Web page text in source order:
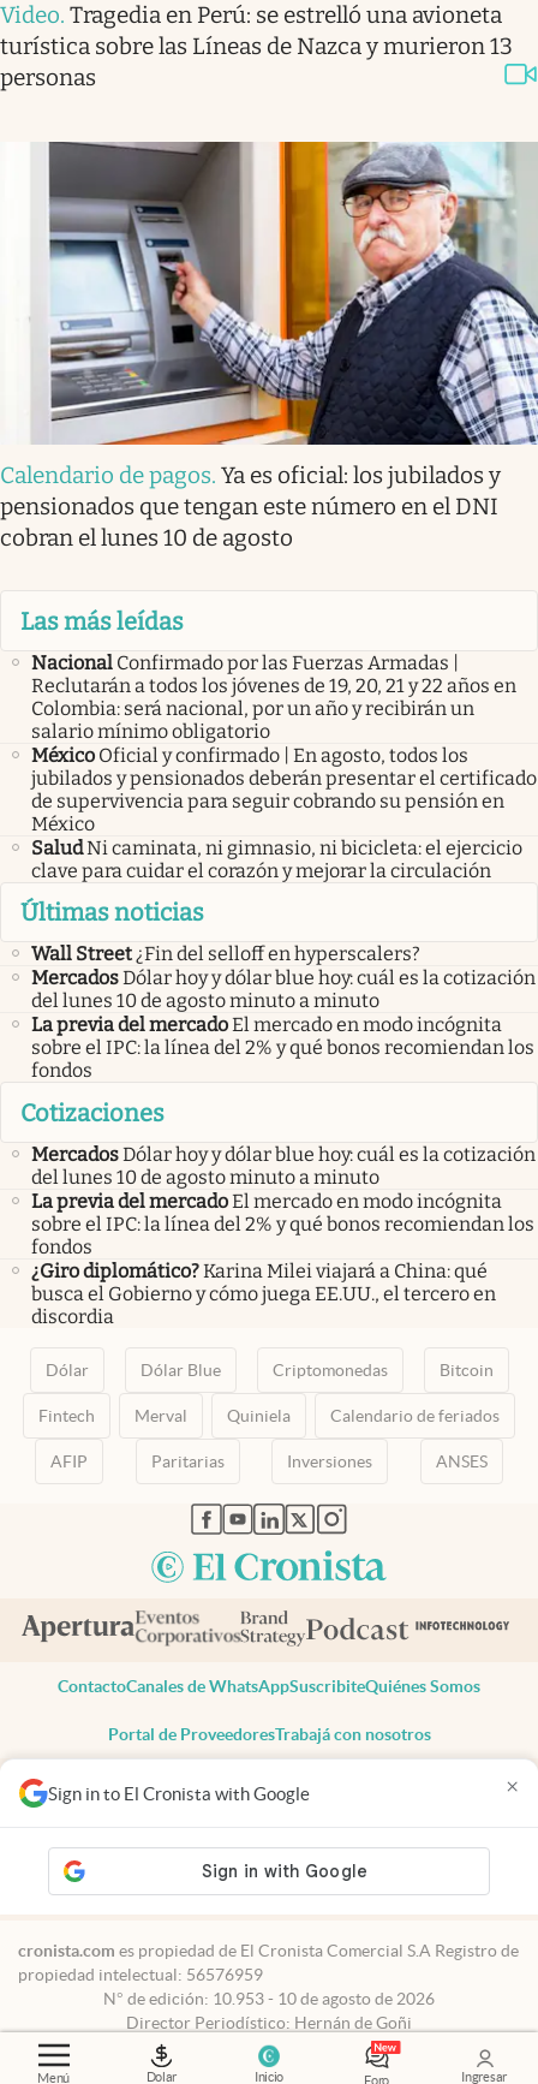
Menú Dolar Inicio Foro Ingresar
Sign in to El Cronista with Google ×
Video. Tragedia en Perú: se estrelló una avioneta
turística sobre las Líneas de Nazca y murieron 13
personas
Calendario de pagos. Ya es oficial: los jubilados y
pensionados que tengan este número en el DNI
cobran el lunes 10 de agosto
Las más leídas
Nacional Confirmado por las Fuerzas Armadas |
Reclutarán a todos los jóvenes de 19, 20, 21 y 22 años en
Colombia: será nacional, por un año y recibirán un
salario mínimo obligatorio
México Oficial y confirmado | En agosto, todos los
jubilados y pensionados deberán presentar el certificado
de supervivencia para seguir cobrando su pensión en
México
SaludNi caminata, ni gimnasio, ni bicicleta: el ejercicio
clave para cuidar el corazón y mejorar la circulación
Últimas noticias
Wall Street¿Fin del selloff en hyperscalers?
MercadosDólar hoy y dólar blue hoy: cuál es la cotización
del lunes 10 de agosto minuto a minuto
La previa del mercadoEl mercado en modo incógnita
sobre el IPC: la línea del 2% y qué bonos recomiendan los
fondos
Cotizaciones
MercadosDólar hoy y dólar blue hoy: cuál es la cotización
del lunes 10 de agosto minuto a minuto
La previa del mercadoEl mercado en modo incógnita
sobre el IPC: la línea del 2% y qué bonos recomiendan los
fondos
¿Giro diplomático?Karina Milei viajará a China: qué
busca el Gobierno y cómo juega EE.UU., el tercero en
discordia
Dólar Dólar Blue Criptomonedas Bitcoin
Fintech Merval Quiniela Calendario de feriados
AFIP Paritarias Inversiones ANSES
abre en nueva pestaña
abre en nueva pestaña
abre en nueva pestaña
abre en nueva pestaña
abre en nueva pestaña
ContactoCanales de WhatsAppSuscribiteQuiénes Somos
Portal de ProveedoresTrabajá con nosotros
Todos los derechos reservados
Privacidad
Consentimiento
Tel:+54 11 7078-3270
cronista.com es propiedad de El Cronista Comercial S.A Registro de
propiedad intelectual: 56576959
N° de edición: 10.953 - 10 de agosto de 2026
Director Periodístico: Hernán de Goñi